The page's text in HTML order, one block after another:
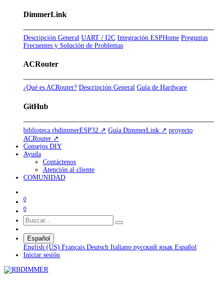
DimmerLink
Descripción General UART / I2C Integración ESPHome Preguntas
Frecuentes y Solución de Problemas
ACRouter
¿Qué es ACRouter? Descripción General Guía de Hardware
GitHub
biblioteca rbdimmerESP32 ↗ Guía DimmerLink ↗ proyecto
ACRouter ↗
Consejos DIY
Ayuda
Contáctenos
Atención al cliente
COMUNIDAD
0
0
Español
English (US) Français Deutsch Italiano русский язык Español
Iniciar sesión